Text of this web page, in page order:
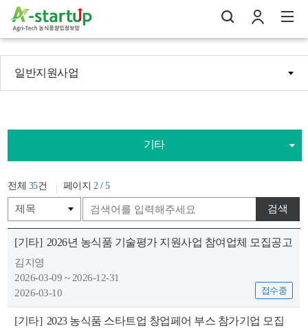
색 그
일반지원사업
기타
전체 35건 페이지 2/ 5
검색
[기타] 2026년 농식품 기술평가 지원사업 참여업체 모집공고
김지영
2026-03-09 ~ 2026-12-31
2026-03-10
접수중
[기타] 2023 농식품 스타트업 창업페어 부스 참가기업 모집